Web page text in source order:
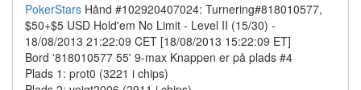
PokerStars Hånd #102920407024: Turnering#818010577,
$50+$5 USD Hold'em No Limit - Level II (15/30) -
18/08/2013 21:22:09 CET [18/08/2013 15:22:09 ET]
Bord '818010577 55' 9-max Knappen er på plads #4
Plads 1: prot0 (3221 i chips)